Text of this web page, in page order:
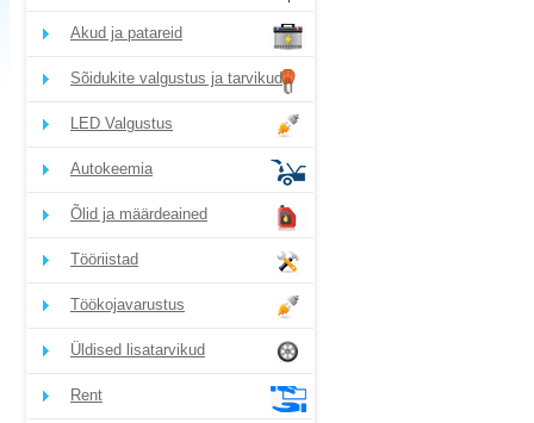
Akud ja patareid
Sõidukite valgustus ja tarvikud
LED Valgustus
Autokeemia
Õlid ja määrdeained
Tööriistad
Töökojavarustus
Üldised lisatarvikud
Rent